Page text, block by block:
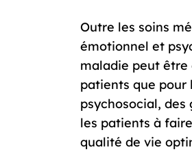
Outre les soins
émotionnel et
maladie peut
patients que pour
psychosocial, des
les patients à
qualité de vie